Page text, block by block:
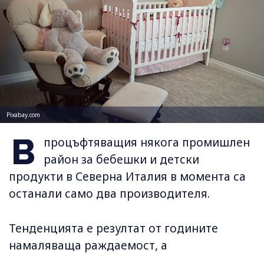
Pixabay.com
В
процъфтяващия някога промишлен
район за бебешки и детски
продукти в Северна Италия в момента са
останали само два производителя.
Тенденцията е резултат от годините
намаляваща раждаемост, а